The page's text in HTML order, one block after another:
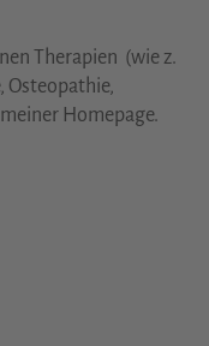
Therapien (wie z.
Osteopathie,
Homepage.